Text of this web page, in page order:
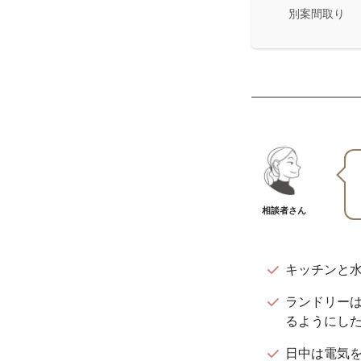
別案間取り
相談者さん
キッチンと
ランドリー
るようにし
日中は電気